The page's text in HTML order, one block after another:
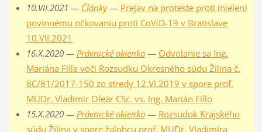
10.VII.2021 — Články— Prejav na proteste proti (nielen)
povinnému očkovaniu proti CoViD-19 v Bratislave
10.VII.2021
16.X.2020 — Právnické okienko— Odvolanie sa Ing.
Mariána Filla voči Rozsudku Okresného súdu Žilina č.
8C/81/2017-150 zo stredy 12.VI.2019 v spore prof.
MUDr. Vladimír Oleár CSc. vs. Ing. Marián Fillo
15.X.2020 — Právnické okienko— Rozsudok Krajského
súdu Žilina v spore žalobcu prof. MUDr. Vladimíra